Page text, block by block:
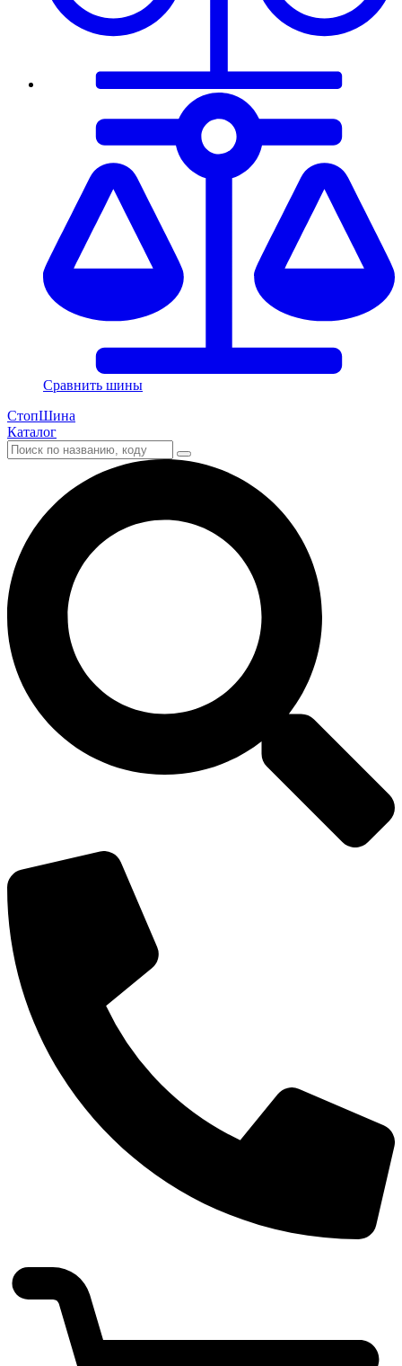
Сравнить шины
СтопШина
Каталог